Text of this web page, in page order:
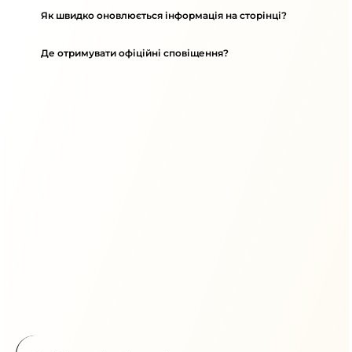
Як швидко оновлюється інформація на сторінці?
Де отримувати офіційні сповіщення?